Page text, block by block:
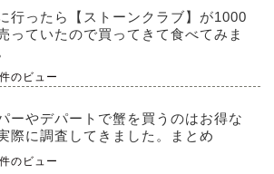
行ったら【ストーンクラブ】が1000
っていたので買ってきて食べてみま
のビュー
ーやデパートで蟹を買うのはお得な
際に調査してきました。まとめ
のビュー